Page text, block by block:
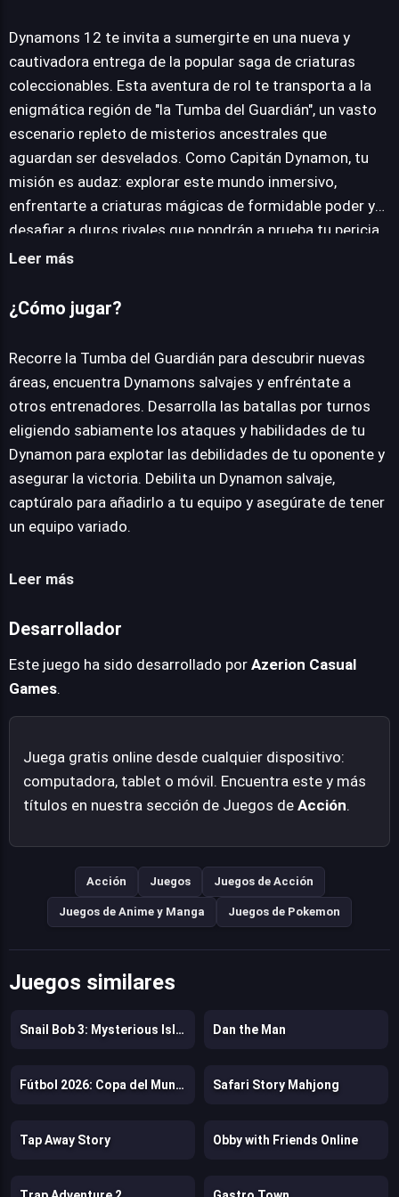
JUEGALO AHORA
Dynamons 12 te invita a sumergirte en una nueva y
cautivadora entrega de la popular saga de criaturas
coleccionables. Esta aventura de rol te transporta a la
enigmática región de "la Tumba del Guardián", un vasto
escenario repleto de misterios ancestrales que
aguardan ser desvelados. Como Capitán Dynamon, tu
misión es audaz: explorar este mundo inmersivo,
enfrentarte a criaturas mágicas de formidable poder y
desafiar a duros rivales que pondrán a prueba tu pericia
táctica. La esencia del juego radica en la captura y el
cultivar su potencial, fomentando su evolución para
El viaje te llevará a conocer y dominar a ocho
legendarios titanes, como Bearmoryx, Sharkonyx y
Fenixaro, además de una diversidad de Dynamons
únicos. El sistema de combate por turnos exige una
planificación estratégica, donde la elección de ataques y
habilidades es crucial para explotar las debilidades del
oponente. Aquellos con espíritu explorador encontrarán
una cueva secreta, prometiendo contenido y desafíos
Leer más
¿Cómo jugar?
Recorre la Tumba del Guardián para descubrir nuevas
áreas, encuentra Dynamons salvajes y enfréntate a
otros entrenadores. Desarrolla las batallas por turnos
eligiendo sabiamente los ataques y habilidades de tu
Dynamon para explotar las debilidades de tu oponente y
asegurar la victoria. Debilita un Dynamon salvaje,
captúralo para añadirlo a tu equipo y asegúrate de tener
un equipo variado.
Leer más
Desarrollador
Este juego ha sido desarrollado por Azerion Casual
Games.
Juega gratis online desde cualquier dispositivo:
computadora, tablet o móvil. Encuentra este y más
títulos en nuestra sección de Juegos de Acción.
Acción Juegos Juegos de Acción
Juegos de Anime y Manga Juegos de Pokemon
Juegos similares
Snail Bob 3: Mysterious Island Dan the Man
Fútbol 2026: Copa del Mundo Safari Story Mahjong
Tap Away Story Obby with Friends Online